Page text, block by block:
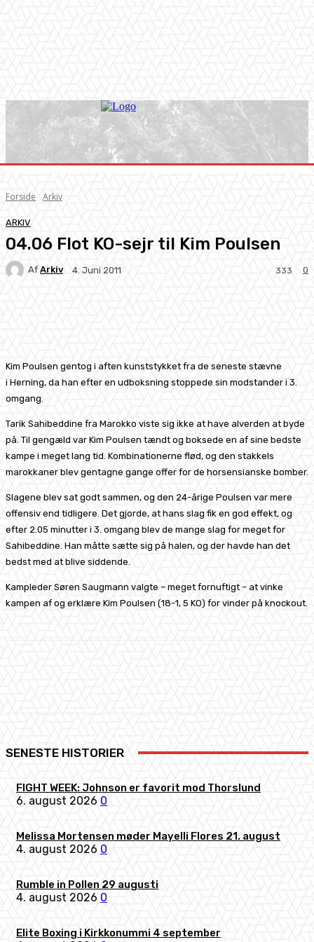
Forside Arkiv
ARKIV
04.06 Flot KO-sejr til Kim Poulsen
Af Arkiv 4. Juni 2011 0
333
Kim Poulsen gentog i aften kunststykket fra de seneste stævne
i Herning, da han efter en udboksning stoppede sin modstander i 3.
omgang.
Tarik Sahibeddine fra Marokko viste sig ikke at have alverden at byde
på. Til gengæld var Kim Poulsen tændt og boksede en af sine bedste
kampe i meget lang tid. Kombinationerne flød, og den stakkels
marokkaner blev gentagne gange offer for de horsensianske bomber.
Slagene blev sat godt sammen, og den 24-årige Poulsen var mere
offensiv end tidligere. Det gjorde, at hans slag fik en god effekt, og
efter 2.05 minutter i 3. omgang blev de mange slag for meget for
Sahibeddine. Han måtte sætte sig på halen, og der havde han det
bedst med at blive siddende.
Kampleder Søren Saugmann valgte – meget fornuftigt – at vinke
kampen af og erklære Kim Poulsen (18-1, 5 KO) for vinder på knockout.
SENESTE HISTORIER
FIGHT WEEK: Johnson er favorit mod Thorslund
6. august 2026 0
Melissa Mortensen møder Mayelli Flores 21. august
4. august 2026 0
Rumble in Pollen 29 augusti
4. august 2026 0
Elite Boxing i Kirkkonummi 4 september